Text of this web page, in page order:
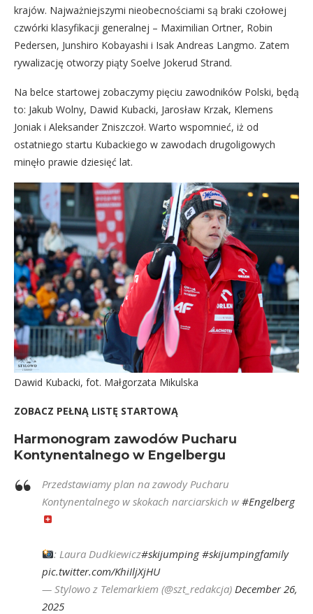
krajów. Najważniejszymi nieobecnościami są braki czołowej
czwórki klasyfikacji generalnej – Maximilian Ortner, Robin
Pedersen, Junshiro Kobayashi i Isak Andreas Langmo. Zatem
rywalizację otworzy piąty Soelve Jokerud Strand.
Na belce startowej zobaczymy pięciu zawodników Polski, będą
to: Jakub Wolny, Dawid Kubacki, Jarosław Krzak, Klemens
Joniak i Aleksander Zniszczoł. Warto wspomnieć, iż od
ostatniego startu Kubackiego w zawodach drugoligowych
minęło prawie dziesięć lat.
Dawid Kubacki, fot. Małgorzata Mikulska
ZOBACZ PEŁNĄ LISTĘ STARTOWĄ
Harmonogram zawodów Pucharu
Kontynentalnego w Engelbergu
Przedstawiamy plan na zawody Pucharu
Kontynentalnego w skokach narciarskich w #Engelberg
: Laura Dudkiewicz#skijumping #skijumpingfamily
pic.twitter.com/KhiIljXjHU
— Stylowo z Telemarkiem (@szt_redakcja) December 26,
2025